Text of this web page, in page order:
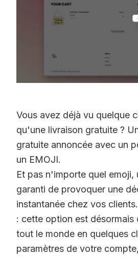
Vous avez déjà vu quelque
qu'une livraison gratuite ?
gratuite annoncée avec un
un EMOJI.
Et pas n'importe quel emoji,
garanti de provoquer une
instantanée chez vos
: cette option est désormais
tout le monde en quelques
paramètres de votre